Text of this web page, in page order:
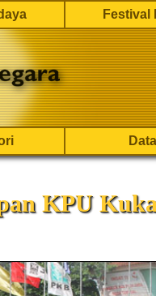
Festival
Data
KPU